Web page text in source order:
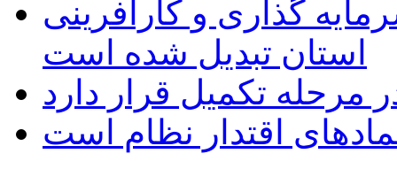
گذاری و کارآفرینی
استان تبدیل شده است
مرحله تکمیل قرار دارد
اقتدار نظام است